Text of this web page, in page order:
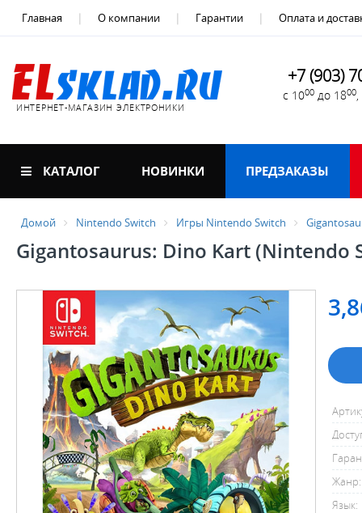
Главная О компании Гарантии Оплата и
ИНТЕРНЕТ-МАГАЗИН ЭЛЕКТРОНИКИ
+7 (903)
с 1000 до 1800
КАТАЛОГ НОВИНКИ ПРЕДЗАКАЗЫ
Домой Nintendo Switch Игры Nintendo Switch
Gigantosaurus: Dino Kart (Nintendo
Жанр:
Язык: